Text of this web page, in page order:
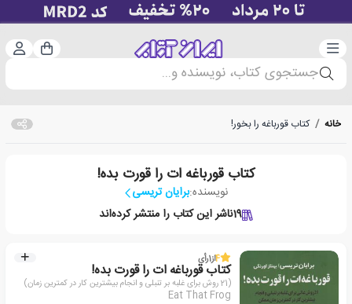
دسته‌بندی سبد
جستجوی کتاب، نویسنده و...
خانه / کتاب قورباغه را بخور!
کتاب قورباغه ات را قورت بده!
نویسنده:برایان تریسی
19ناشر این کتاب را منتشر کرده‌اند
4از1رأی
کتاب قورباغه ات را قورت بده!
(21 روش برای غلبه بر تنبلی و انجام بیشترین کار در کمترین زمان)
Eat That Frog